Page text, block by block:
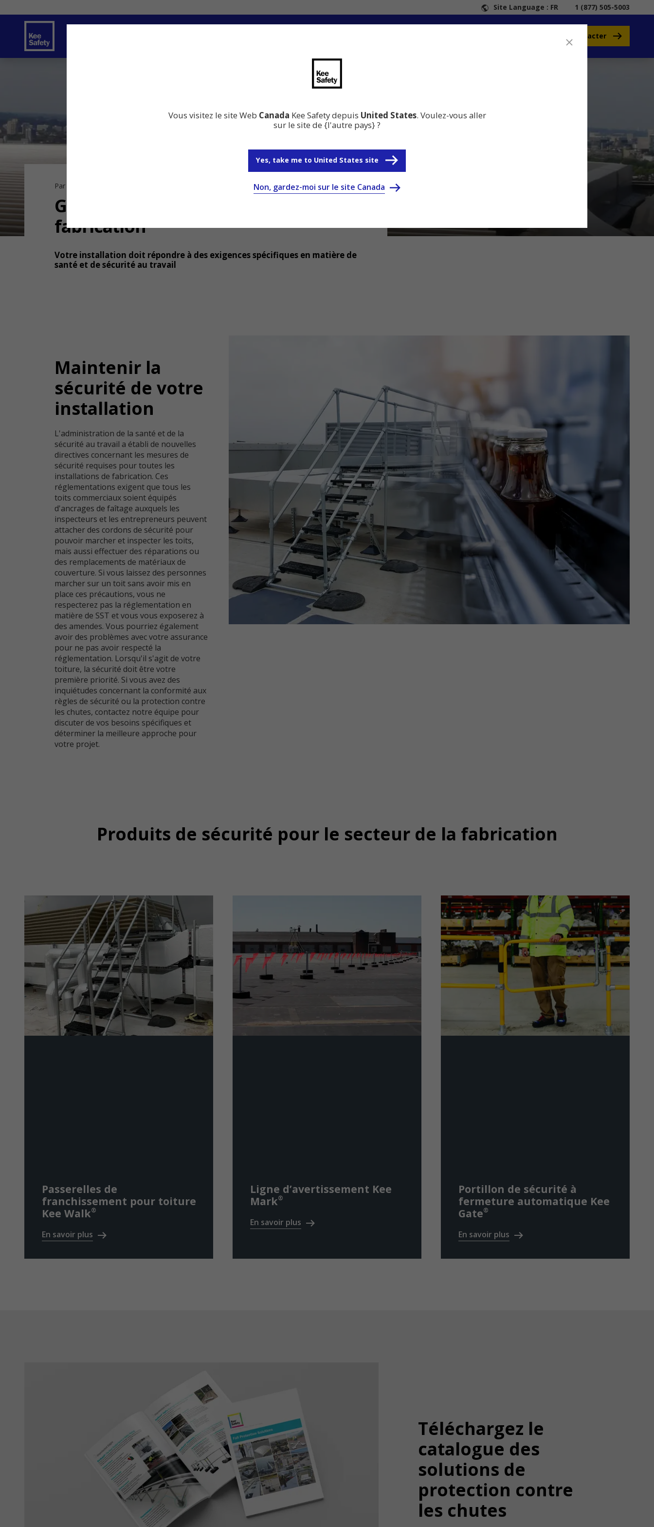
Site Language : FR 1 (877) 505-5003
Nous contacter
Vous visitez le site Web Canada Kee Safety depuis United States. Voulez-vous aller
sur le site de {l'autre pays} ?
Yes, take me to United States site
Non, gardez-moi sur le site Canada
Par secteur d’activité
Gestion des installations de
fabrication
Votre installation doit répondre à des exigences spécifiques en matière de
santé et de sécurité au travail
Maintenir la
sécurité de votre
installation
L'administration de la santé et de la
sécurité au travail a établi de nouvelles
directives concernant les mesures de
sécurité requises pour toutes les
installations de fabrication. Ces
réglementations exigent que tous les
toits commerciaux soient équipés
d'ancrages de faîtage auxquels les
inspecteurs et les entrepreneurs peuvent
attacher des cordons de sécurité pour
pouvoir marcher et inspecter les toits,
mais aussi effectuer des réparations ou
des remplacements de matériaux de
couverture. Si vous laissez des personnes
marcher sur un toit sans avoir mis en
place ces précautions, vous ne
respecterez pas la réglementation en
matière de SST et vous vous exposerez à
des amendes. Vous pourriez également
avoir des problèmes avec votre assurance
pour ne pas avoir respecté la
réglementation. Lorsqu'il s'agit de votre
toiture, la sécurité doit être votre
première priorité. Si vous avez des
inquiétudes concernant la conformité aux
règles de sécurité ou la protection contre
les chutes, contactez notre équipe pour
discuter de vos besoins spécifiques et
déterminer la meilleure approche pour
votre projet.
Produits de sécurité pour le secteur de la fabrication
Passerelles de
franchissement pour toiture
Kee Walk®
En savoir plus
Ligne d’avertissement Kee
Mark®
En savoir plus
Portillon de sécurité à
fermeture automatique Kee
Gate®
En savoir plus
Téléchargez le
catalogue des
solutions de
protection contre
les chutes